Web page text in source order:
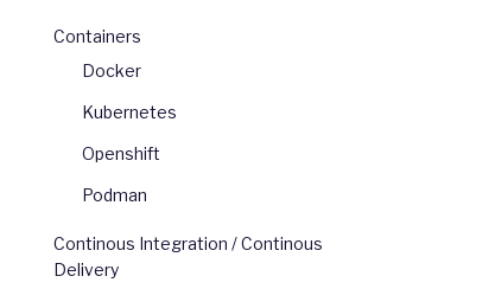
Containers
Docker
Kubernetes
Openshift
Podman
Continous Integration / Continous
Delivery